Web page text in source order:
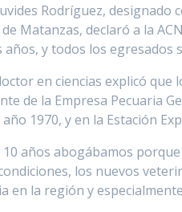
Rodríguez, designado
Matanzas, declaró a la
años, y todos los egresados
en ciencias explicó
de la Empresa Pecuaria
1970, y en la Estación
10 años abogábamos
los nuevos
en la región y